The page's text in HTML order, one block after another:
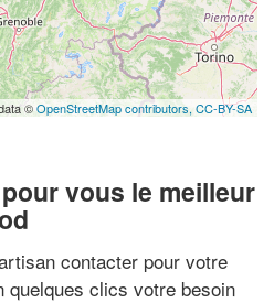
©OpenStreetMap contributors, CC-BY-SA
vous le meilleur
contacter pour votre
quelques clics votre besoin